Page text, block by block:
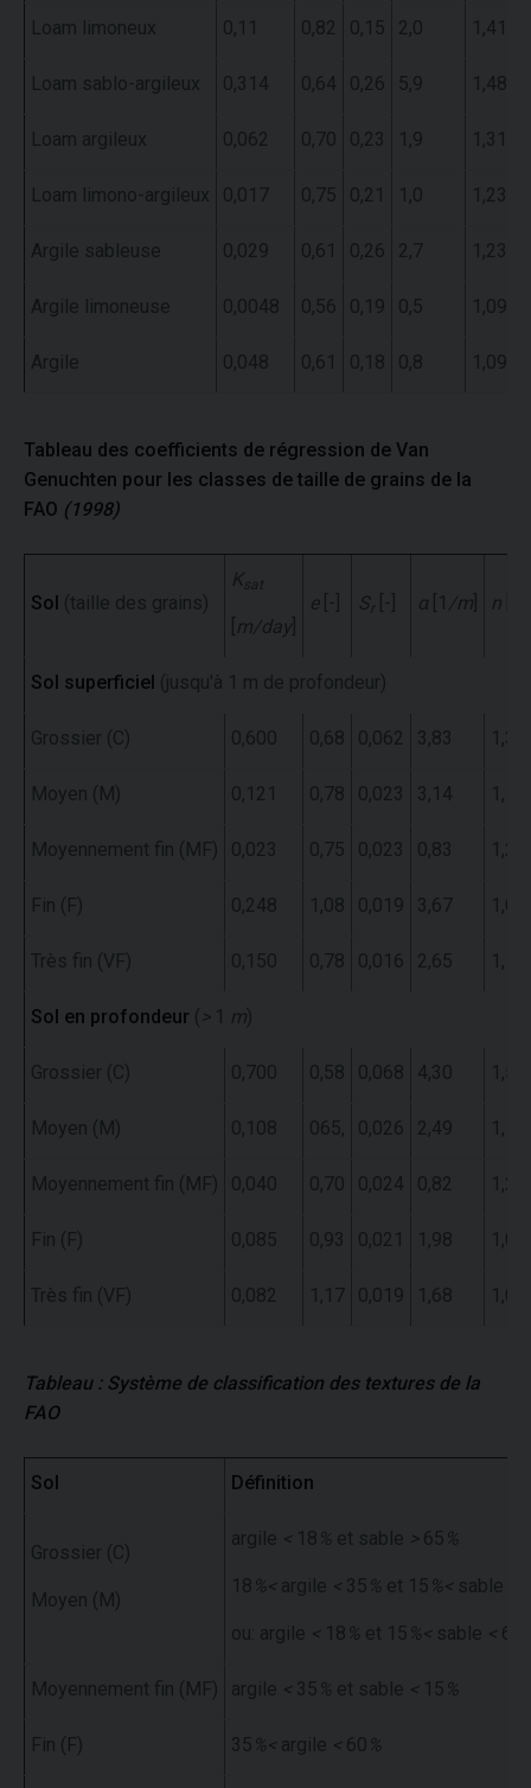
Loam limoneux 0,11 0,82 0,15 2,0 1,41
Loam sablo-argileux 0,314 0,64 0,26 5,9 1,48
Loam argileux 0,062 0,70 0,23 1,9 1,31
Loam limono-argileux 0,017 0,75 0,21 1,0 1,23
Argile sableuse 0,029 0,61 0,26 2,7 1,23
Argile limoneuse 0,0048 0,56 0,19 0,5 1,09
Argile 0,048 0,61 0,18 0,8 1,09
Tableau des coefficients de régression de Van
Genuchten pour les classes de taille de grains de la
FAO (1998)
Sol (taille des grains)
Ksat
m/day
e[-] Sr [-] α [1 /m n
Sol superficiel (jusqu'à 1 m de profondeur)
Grossier (C) 0,600 0,68 0,062 3,83
Moyen (M) 0,121 0,78 0,023 3,14
Moyennement fin (MF) 0,023 0,75 0,023 0,83
Fin (F) 0,248 1,08 0,019 3,67
Très fin (VF) 0,150 0,78 0,016 2,65
Sol en profondeur ( >1 m)
Grossier (C) 0,700 0,58 0,068 4,30
Moyen (M) 0,108 065, 0,026 2,49
Moyennement fin (MF) 0,040 0,70 0,024 0,82
Fin (F) 0,085 0,93 0,021 1,98
Très fin (VF) 0,082 1,17 0,019 1,68
Tableau : Système de classification des textures de la
FAO
Sol Définition
Grossier (C)
Moyen (M)
argile < 18 % et sable >65 %
18 %< argile < 35 % et 15 %< sable
ou: argile < 18 % et 15 %< sable <
Moyennement fin (MF) argile < 35 % et sable < 15 %
Fin (F) 35 %< argile < 60 %